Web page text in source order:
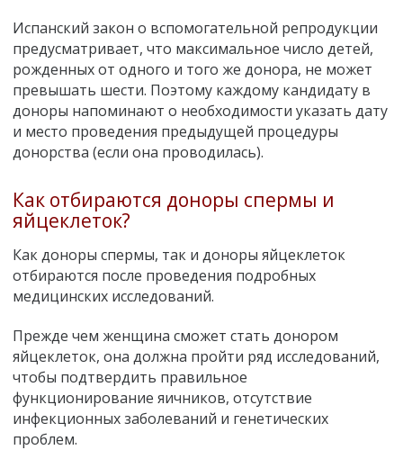
Испанский закон о вспомогательной репродукции
предусматривает, что максимальное число детей,
рожденных от одного и того же донора, не может
превышать шести. Поэтому каждому кандидату в
доноры напоминают о необходимости указать дату
и место проведения предыдущей процедуры
донорства (если она проводилась).
Как отбираются доноры спермы и
яйцеклеток?
Как доноры спермы, так и доноры яйцеклеток
отбираются после проведения подробных
медицинских исследований.
Прежде чем женщина сможет стать донором
яйцеклеток, она должна пройти ряд исследований,
чтобы подтвердить правильное
функционирование яичников, отсутствие
инфекционных заболеваний и генетических
проблем.